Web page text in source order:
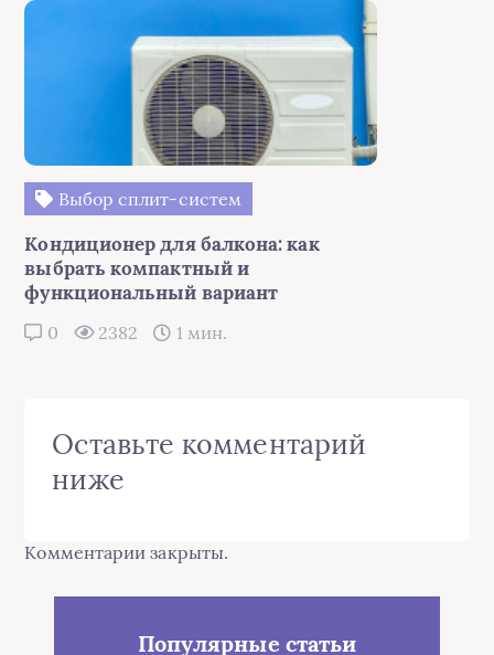
Выбор сплит-систем
Кондиционер для балкона: как
выбрать компактный и
функциональный вариант
0 2382 1 мин.
Оставьте комментарий
ниже
Комментарии закрыты.
Популярные статьи